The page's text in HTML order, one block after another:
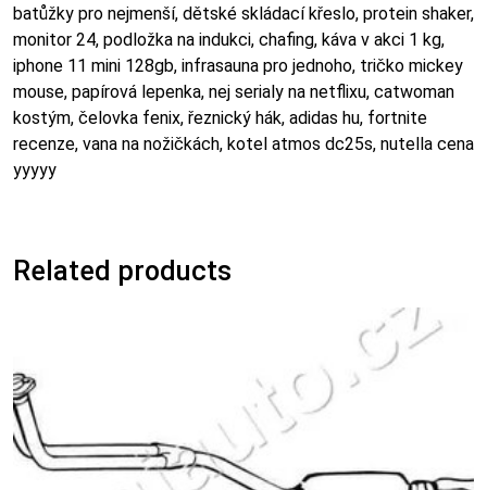
batůžky pro nejmenší, dětské skládací křeslo, protein shaker,
monitor 24, podložka na indukci, chafing, káva v akci 1 kg,
iphone 11 mini 128gb, infrasauna pro jednoho, tričko mickey
mouse, papírová lepenka, nej serialy na netflixu, catwoman
kostým, čelovka fenix, řeznický hák, adidas hu, fortnite
recenze, vana na nožičkách, kotel atmos dc25s, nutella cena
yyyyy
Related products